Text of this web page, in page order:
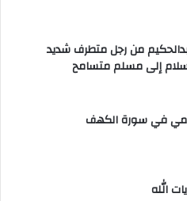
من رجل متطرف شديد
إلى مسلم متسامح
في سورة الكهف
الله